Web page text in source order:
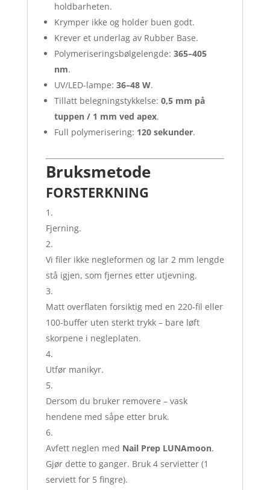
holdbarheten.
Krymper ikke og holder buen godt.
Krever et underlag av Rubber Base.
Polymeriseringsbølgelengde: 365–405
nm.
UV/LED-lampe: 36–48 W.
Tillatt belegningstykkelse: 0,5 mm på
tuppen / 1 mm ved apex.
Full polymerisering: 120 sekunder.
Bruksmetode
FORSTERKNING
Fjerning.
Vi filer ikke negleformen og lar 2 mm lengde
stå igjen, som fjernes etter utjevning.
Matt overflaten forsiktig med en 220-fil eller
100-buffer uten sterkt trykk – bare løft
skorpene i negleplaten.
Utfør manikyr.
Dersom du bruker removere – vask
hendene med såpe etter bruk.
Avfett neglen med Nail Prep LUNAmoon.
Gjør dette to ganger. Bruk 4 servietter (1
serviett for 5 fingre).